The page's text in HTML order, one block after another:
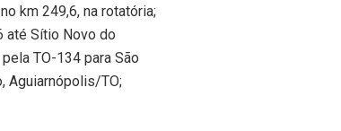
km 249,6, na rotatória;
até Sítio Novo do
TO-134 para São
Aguiarnópolis/TO;